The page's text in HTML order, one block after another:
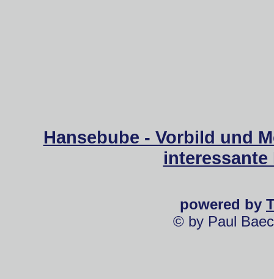
Hansebube - Vorbild und
powered by
© by Paul